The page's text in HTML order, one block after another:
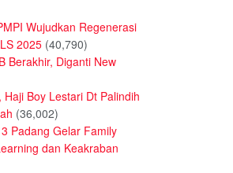
Wujudkan Regenerasi
2025 (40,790)
Berakhir, Diganti New
Boy Lestari Dt Palindih
(36,002)
Padang Gelar Family
dan Keakraban